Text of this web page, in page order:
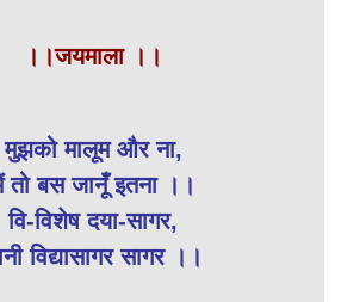
।।जयमाला ।।
मुझको मालूम और ना,
तो बस जानूँ इतना ।।
वि-विशेष दया-सागर,
विद्यासागर सागर ।।